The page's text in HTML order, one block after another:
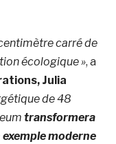
carré de
écologique », a
Julia
de 48
transformera
exemple moderne